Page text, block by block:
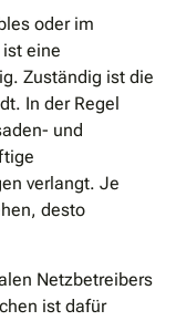
oder im
eine
Zuständig ist die
In der Regel
und
verlangt. Je
desto
Netzbetreibers
ist dafür